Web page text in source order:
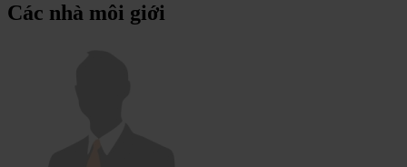
Các nhà môi giới